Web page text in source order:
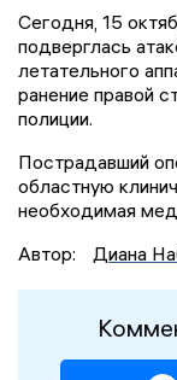
Сегодня, 15
подверглась
летательного
ранение правой
полиции.
Пострадавший
областную
необходимая
Автор:
Диана